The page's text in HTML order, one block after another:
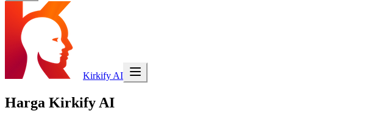
Kirkify AI
Harga Kirkify AI